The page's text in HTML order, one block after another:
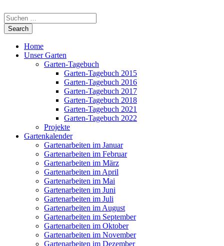
Home
Unser Garten
Garten-Tagebuch
Garten-Tagebuch 2015
Garten-Tagebuch 2016
Garten-Tagebuch 2017
Garten-Tagebuch 2018
Garten-Tagebuch 2021
Garten-Tagebuch 2022
Projekte
Gartenkalender
Gartenarbeiten im Januar
Gartenarbeiten im Februar
Gartenarbeiten im März
Gartenarbeiten im April
Gartenarbeiten im Mai
Gartenarbeiten im Juni
Gartenarbeiten im Juli
Gartenarbeiten im August
Gartenarbeiten im September
Gartenarbeiten im Oktober
Gartenarbeiten im November
Gartenarbeiten im Dezember